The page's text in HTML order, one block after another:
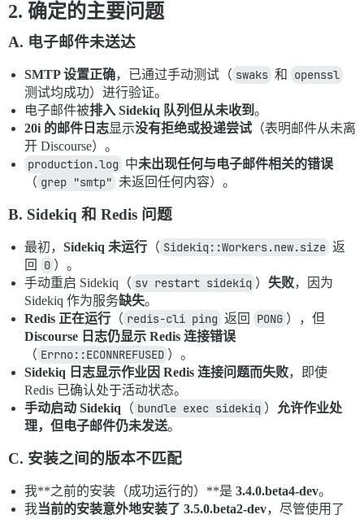
2. 确定的主要问题
A. 电子邮件未送达
SMTP 设置正确，已通过手动测试（ swaks 和 openssl
测试均成功）进行验证。
电子邮件被排入 Sidekiq 队列但从未收到 。
20i 的邮件日志显示没有拒绝或投递尝试 （表明邮件从未离
开 Discourse）。
production.log 中未出现任何与电子邮件相关的错误
（ grep "smtp" 未返回任何内容）。
B. Sidekiq 和 Redis 问题
最初， Sidekiq 未运行 （ Sidekiq::Workers.new.size 返
回
0 ）。
手动重启 Sidekiq（ sv restart sidekiq ） 失败，因为
Sidekiq 作为服务缺失。
Redis 正在运行 （ redis-cli ping 返回 PONG ），但
Discourse 日志仍显示 Redis 连接错误
（ Errno::ECONNREFUSED ）。
Sidekiq 日志显示作业因 Redis 连接问题而失败，即使
Redis 已确认处于活动状态。
手动启动 Sidekiq （ bundle exec sidekiq ）
允许作业处
理，但电子邮件仍未发送。
C. 安装之间的版本不匹配
我**之前的安装（成功运行的）**是 3.4.0.beta4-dev。
我当前的安装意外地安装了 3.5.0.beta2-dev，尽管使用了